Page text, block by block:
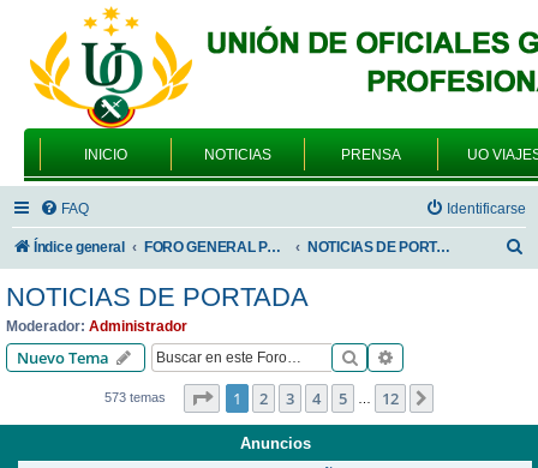
INICIO NOTICIAS PRENSA UO
FAQ Identificarse
Índice general FORO GENERAL PARA TODOS LOS USUARIOS NOTICIAS DE PORTADA
NOTICIAS DE PORTADA
Moderador: Administrador
Nuevo Tema Buscar
573 temas Página de 12
1 2 3 4 5 … 12
Anuncios